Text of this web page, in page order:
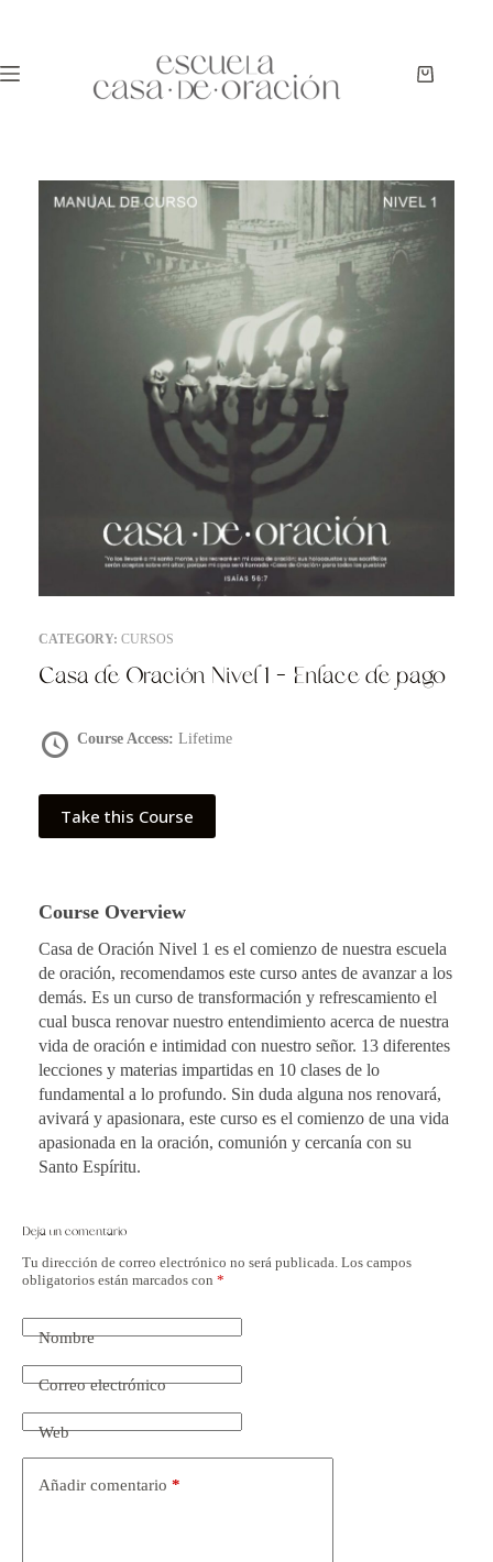
CATEGORY: CURSOS
Casa de Oración Nivel 1 – Enlace de pago
Course Access: Lifetime
Take this Course
Course Overview
Casa de Oración Nivel 1 es el comienzo de nuestra escuela
de oración, recomendamos este curso antes de avanzar a los
demás. Es un curso de transformación y refrescamiento el
cual busca renovar nuestro entendimiento acerca de nuestra
vida de oración e intimidad con nuestro señor. 13 diferentes
lecciones y materias impartidas en 10 clases de lo
fundamental a lo profundo. Sin duda alguna nos renovará,
avivará y apasionara, este curso es el comienzo de una vida
apasionada en la oración, comunión y cercanía con su
Santo Espíritu.
Deja un comentario
Tu dirección de correo electrónico no será publicada. Los campos
obligatorios están marcados con *
Nombre
Correo electrónico
Web
Añadir comentario *